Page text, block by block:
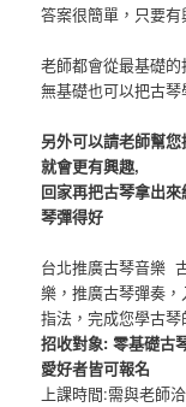
答案很簡單，只要
老師都會從最基礎
無基礎也可以把古琴
另外可以請老師幫
就會更有興趣,
回家再把古琴拿出
琴彈得好
台北推廣古琴音樂
樂，推廣古琴彈奏
指法，完成您學古琴
招收對象: 零基礎古
愛好者皆可報名
上課時間:需與老師